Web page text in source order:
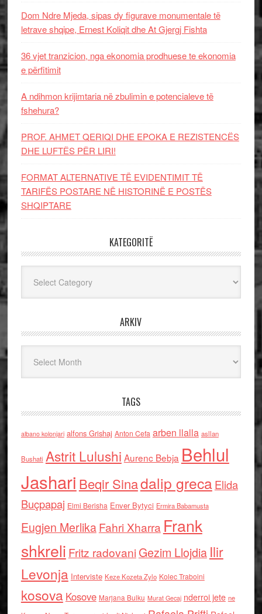
Dom Ndre Mjeda, sipas dy figurave monumentale të
letrave shqipe, Ernest Koliqit dhe At Gjergj Fishta
36 vjet tranzicion, nga ekonomia prodhuese te ekonomia
e përfitimit
A ndihmon krijimtaria në zbulimin e potencialeve të
fshehura?
PROF. AHMET QERIQI DHE EPOKA E REZISTENCЁS
DHE LUFTЁS PЁR LIRI!
FORMAT ALTERNATIVE TË EVIDENTIMIT TË
TARIFËS POSTARE NË HISTORINË E POSTËS
SHQIPTARE
KATEGORITË
ARKIV
TAGS
albano kolonjari alfons Grishaj Anton Cefa arben llalla asllan
Bushati Astrit Lulushi Aurenc Bebja Behlul
Jashari Beqir Sinadalip grecaElida
Buçpapaj Elmi Berisha Enver Bytyci Ermira Babamusta
Eugjen MerlikaFahri Xharra Frank
shkreli Fritz radovaniGezim Llojdia Ilir
Levonja Interviste Keze Kozeta Zylo Kolec Traboini
kosova Kosove Marjana Bulku Murat Gecaj nderroi jete ne